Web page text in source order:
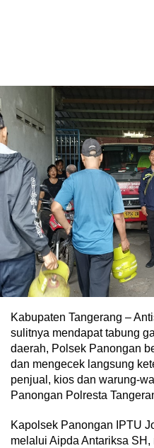
Kabupaten Tangerang –
sulitnya mendapat tabung
daerah, Polsek Panongan
dan mengecek langsung
penjual, kios dan warung-
Panongan Polresta
Kapolsek Panongan IPTU
melalui Aipda Antariksa